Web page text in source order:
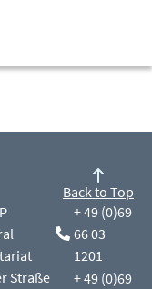
Straße
+ 49 (0)69
66 03
1201
+ 49 (0)69
Back to Top